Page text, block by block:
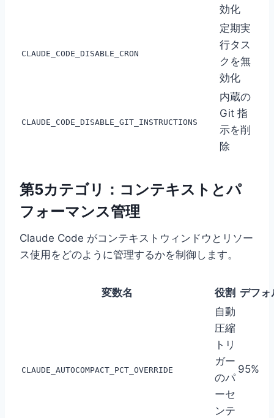
効化
CLAUDE_CODE_DISABLE_CRON
定期実
行タス
クを無
効化
CLAUDE_CODE_DISABLE_GIT_INSTRUCTIONS
内蔵の
Git 指
示を削
除
第5カテゴリ：コンテキストとパ
フォーマンス管理
Claude Code がコンテキストウィンドウとリソー
ス使用をどのように管理するかを制御します。
変数名 役割 デフォ
CLAUDE_AUTOCOMPACT_PCT_OVERRIDE
自動
圧縮
トリ
ガー
のパ
ーセ
ンテ
95%